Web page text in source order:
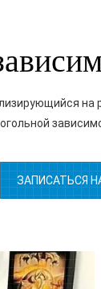
ЗАПИСАТЬСЯ